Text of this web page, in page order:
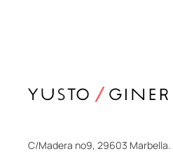
C/Madera nº9, 29603 Marbella.